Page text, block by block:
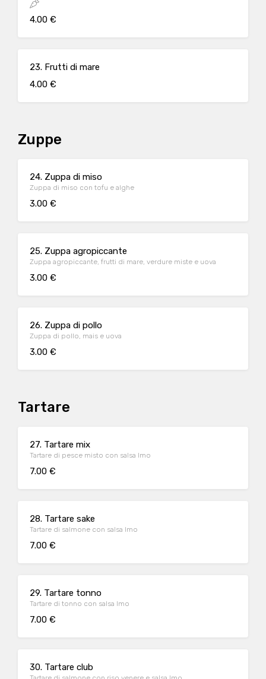
4.00 €
23. Frutti di mare
4.00 €
Zuppe
24. Zuppa di miso
Zuppa di miso con tofu e alghe
3.00 €
25. Zuppa agropiccante
Zuppa agropiccante, frutti di mare, verdure miste e uova
3.00 €
26. Zuppa di pollo
Zuppa di pollo, mais e uova
3.00 €
Tartare
27. Tartare mix
Tartare di pesce misto con salsa Imo
7.00 €
28. Tartare sake
Tartare di salmone con salsa Imo
7.00 €
29. Tartare tonno
Tartare di tonno con salsa Imo
7.00 €
30. Tartare club